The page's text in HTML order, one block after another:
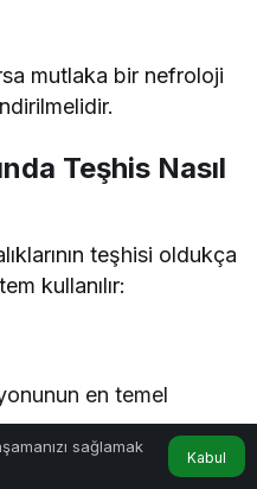
mutlaka bir nefroloji
Teşhis Nasıl
teşhisi oldukça
kullanılır:
en temel
kaybını
sağlamak
Kabul